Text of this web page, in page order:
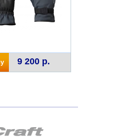
9 200 р.